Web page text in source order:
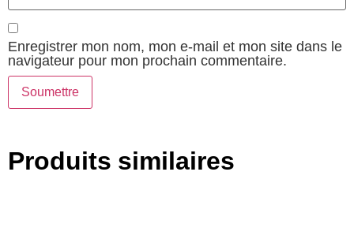
Enregistrer mon nom, mon e-mail et mon site dans le
navigateur pour mon prochain commentaire.
Produits similaires